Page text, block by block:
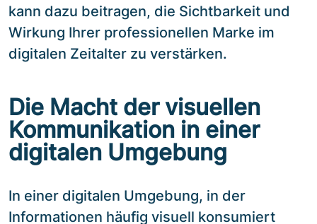
kann dazu beitragen, die Sichtbarkeit und
Wirkung Ihrer professionellen Marke im
digitalen Zeitalter zu verstärken.
Die Macht der visuellen
Kommunikation in einer
digitalen Umgebung
In einer digitalen Umgebung, in der
Informationen häufig visuell konsumiert